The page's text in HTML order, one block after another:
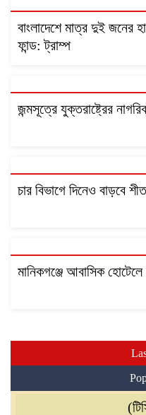
বাংলাদেশে মাত্র দুই জনের
ফান্ড: ট্রাম্প
জন্মসূত্রে যুক্তরাষ্ট্রের
চার বিভাগে দিনেও বাড়বে শীত
মানিকগঞ্জে আবাসিক